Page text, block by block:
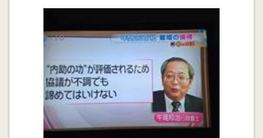
く職員の方も写真撮影をされていました。しかし受講の
中高齢者の学ぼうとする姿勢は逞しく迫力満点でした。
2014.04.11
行政書士のブログとテレビ放映･･･ブログ開始し満２年
になりました。
2014.04.04
セレモア所沢本社第２回シニアのためのパワーアップセ